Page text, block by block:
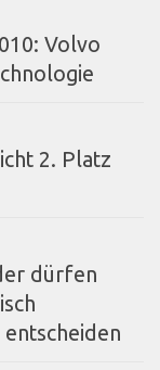
Volvo
2. Platz
dürfen